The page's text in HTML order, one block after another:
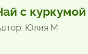
с
Юлия М